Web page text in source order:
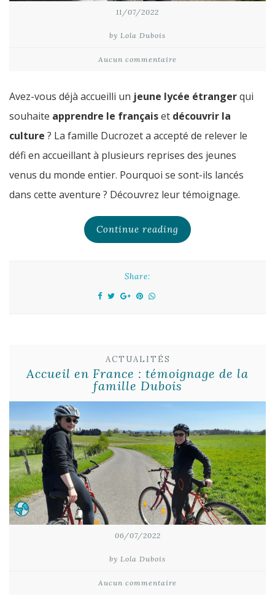
11/07/2022
by Lola Dubois
Aucun commentaire
Avez-vous déjà accueilli un jeune lycée étrangerqui
souhaite apprendre le françaiset découvrir la
culture ? La famille Ducrozet a accepté de relever le
défi en accueillant à plusieurs reprises des jeunes
venus du monde entier. Pourquoi se sont-ils lancés
dans cette aventure ? Découvrez leur témoignage.
Continue reading
Share:
ACTUALITÉS
Accueil en France : témoignage de la
famille Dubois
06/07/2022
by Lola Dubois
Aucun commentaire